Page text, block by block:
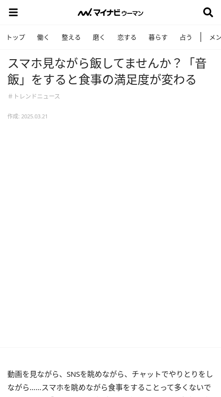
トップ 働く 整える 磨く 恋する 暮らす 占う メ
スマホ見ながら飯してませんか？「音
飯」をすると食事の満足度が変わる
＃トレンドニュース
作成: 2025.03.21
動画を見ながら、SNSを眺めながら、チャットでやりとりをし
ながら……スマホを眺めながら食事をすることって多くないで